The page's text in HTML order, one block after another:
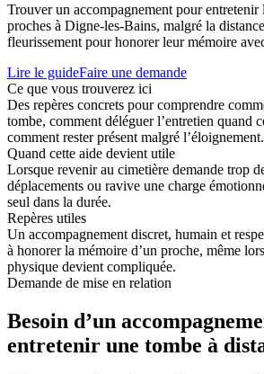
Trouver un accompagnement pour entretenir
proches à Digne-les-Bains, malgré la
fleurissement pour honorer leur mémoire
Lire le guideFaire une demande
Ce que vous trouverez ici
Des repères concrets pour comprendre
tombe, comment déléguer l’entretien quand
comment rester présent malgré l’éloignement.
Quand cette aide devient utile
Lorsque revenir au cimetière demande trop
déplacements ou ravive une charge
seul dans la durée.
Repères utiles
Un accompagnement discret, humain et
à honorer la mémoire d’un proche, même
physique devient compliquée.
Demande de mise en relation
Besoin d’un
entretenir une tombe à